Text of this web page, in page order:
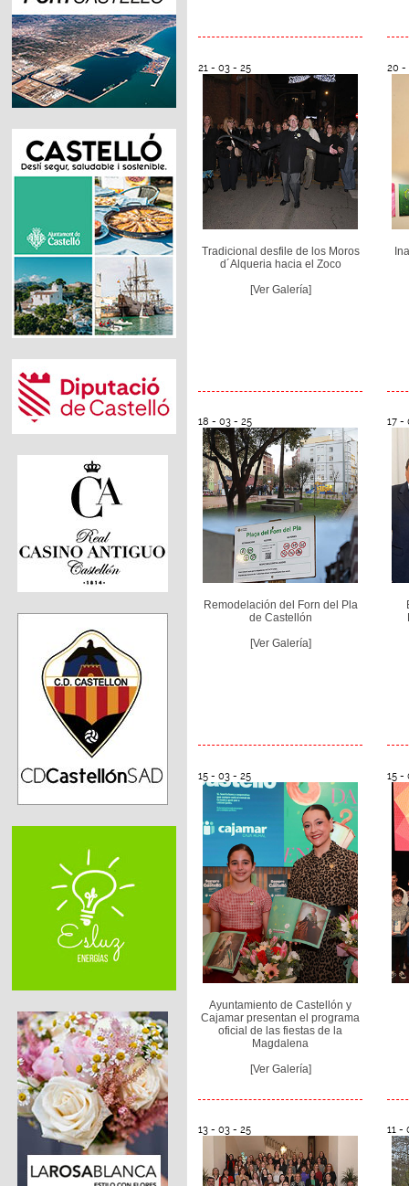
21 - 03 - 25
Tradicional desfile de los Moros
d´Alqueria hacia el Zoco
[Ver Galería]
20 -
18 - 03 - 25
Remodelación del Forn del Pla
de Castellón
[Ver Galería]
17 -
15 - 03 - 25
Ayuntamiento de Castellón y
Cajamar presentan el programa
oficial de las fiestas de la
Magdalena
[Ver Galería]
15 -
13 - 03 - 25 11 -